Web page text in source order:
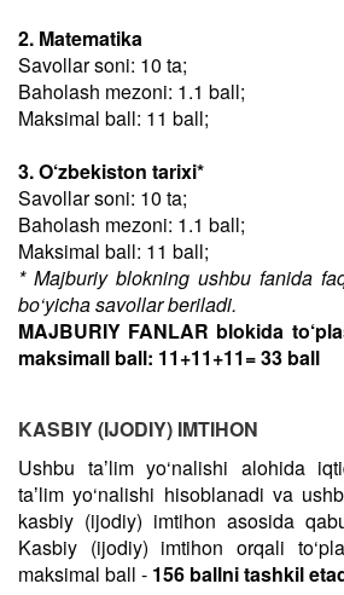
2. Matematika
Savollar soni: 10 ta;
Baholash mezoni: 1.1 ball;
Maksimal ball: 11 ball;
3. O‘zbekiston tarixi*
Savollar soni: 10 ta;
Baholash mezoni: 1.1 ball;
Maksimal ball: 11 ball;
* Majburiy blokning ushbu fanida
bo‘yicha savollar beriladi.
MAJBURIY FANLAR blokida
maksimall ball: 11+11+11= 33 ball
KASBIY (IJODIY) IMTIHON
Ushbu taʼlim yo‘nalishi alohida
taʼlim yo‘nalishi hisoblanadi va
kasbiy (ijodiy) imtihon asosida
Kasbiy (ijodiy) imtihon orqali
maksimal ball - 156 ballni tashkil